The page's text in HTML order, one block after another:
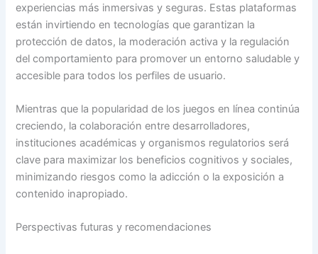
experiencias más inmersivas y seguras. Estas plataformas
están invirtiendo en tecnologías que garantizan la
protección de datos, la moderación activa y la regulación
del comportamiento para promover un entorno saludable y
accesible para todos los perfiles de usuario.
Mientras que la popularidad de los juegos en línea continúa
creciendo, la colaboración entre desarrolladores,
instituciones académicas y organismos regulatorios será
clave para maximizar los beneficios cognitivos y sociales,
minimizando riesgos como la adicción o la exposición a
contenido inapropiado.
Perspectivas futuras y recomendaciones